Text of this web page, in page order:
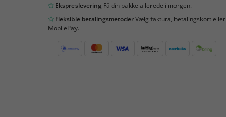
EkspresleveringFå din pakke allerede i morgen.
Fleksible betalingsmetoderVælg faktura, betalingskort eller
MobilePay.